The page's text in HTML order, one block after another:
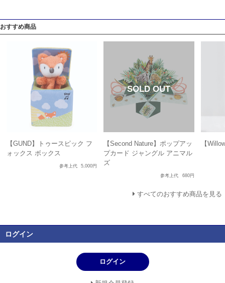
おすすめ商品
【GUND】トゥースピック フ
ォックス ボックス
参考上代 5,000円
【Second Nature】ポップアッ
プカード ジャングル アニマル
ズ
参考上代 680円
【
すべてのおすすめ商品を見る
ログイン
ログイン